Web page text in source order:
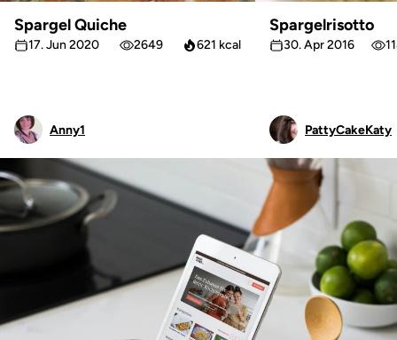
Spargel Quiche
17. Jun 2020 2649 621 kcal
Anny1
Spargelrisotto
30. Apr 2016
PattyCakeKaty